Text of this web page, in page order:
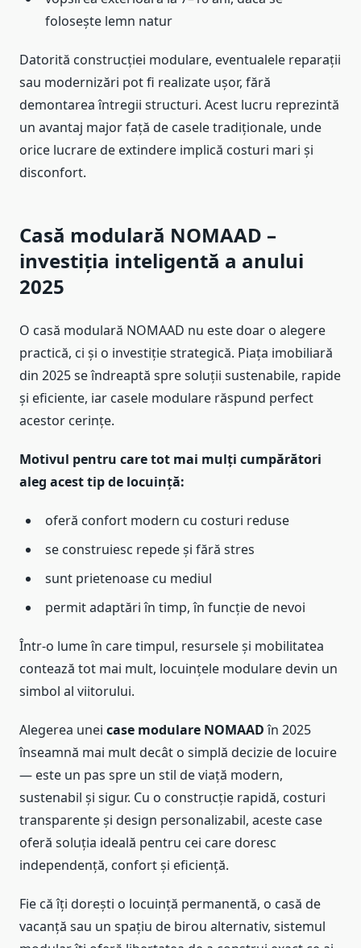
folosește lemn natur
Datorită construcției modulare, eventualele reparații
sau modernizări pot fi realizate ușor, fără
demontarea întregii structuri. Acest lucru reprezintă
un avantaj major față de casele tradiționale, unde
orice lucrare de extindere implică costuri mari și
disconfort.
Casă modulară NOMAAD –
investiția inteligentă a anului
2025
O casă modulară NOMAAD nu este doar o alegere
practică, ci și o investiție strategică. Piața imobiliară
din 2025 se îndreaptă spre soluții sustenabile, rapide
și eficiente, iar casele modulare răspund perfect
acestor cerințe.
Motivul pentru care tot mai mulți cumpărători
aleg acest tip de locuință:
oferă confort modern cu costuri reduse
se construiesc repede și fără stres
sunt prietenoase cu mediul
permit adaptări în timp, în funcție de nevoi
Într-o lume în care timpul, resursele și mobilitatea
contează tot mai mult, locuințele modulare devin un
simbol al viitorului.
Alegerea unei case modulare NOMAADîn 2025
înseamnă mai mult decât o simplă decizie de locuire
— este un pas spre un stil de viață modern,
sustenabil și sigur. Cu o construcție rapidă, costuri
transparente și design personalizabil, aceste case
oferă soluția ideală pentru cei care doresc
independență, confort și eficiență.
Fie că îți dorești o locuință permanentă, o casă de
vacanță sau un spațiu de birou alternativ, sistemul